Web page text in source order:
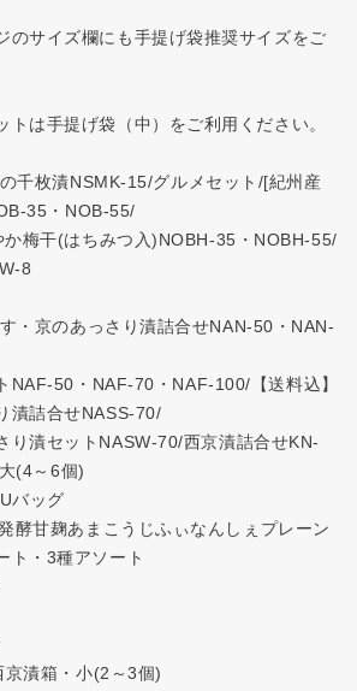
のサイズ欄にも手提げ袋推奨サイズをご
トは手提げ袋（中）をご利用ください。
千枚漬NSMK-15/グルメセット/[紀州産
・NOB‐55/
梅干(はちみつ入)NOBH‐35・NOBH‐55/
8
・京のあっさり漬詰合せNAN-50・NAN-
NAF-50・NAF-70・NAF-100/【送料込】
漬詰合せNASS-70/
り漬セットNASW-70/西京漬詰合せKN-
(4～6個)
バッグ
酵甘麹あまこうじふぃなんしぇプレーン
ト・3種アソート
漬箱・小(2～3個)